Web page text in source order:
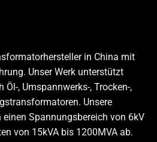
in China mit
Unser Werk unterstützt
, Umspannwerks-, Trocken-,
Unsere
Spannungsbereich von 6kV
von 15kVA bis 1200MVA ab.